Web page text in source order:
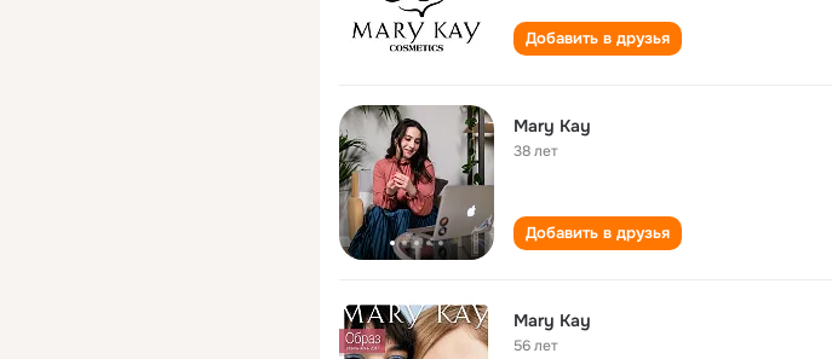
Добавить в друзья
Mary Kay
38 лет
Добавить в друзья
Mary Kay
56 лет